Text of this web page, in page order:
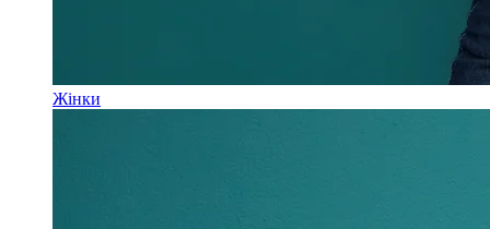
Жінки